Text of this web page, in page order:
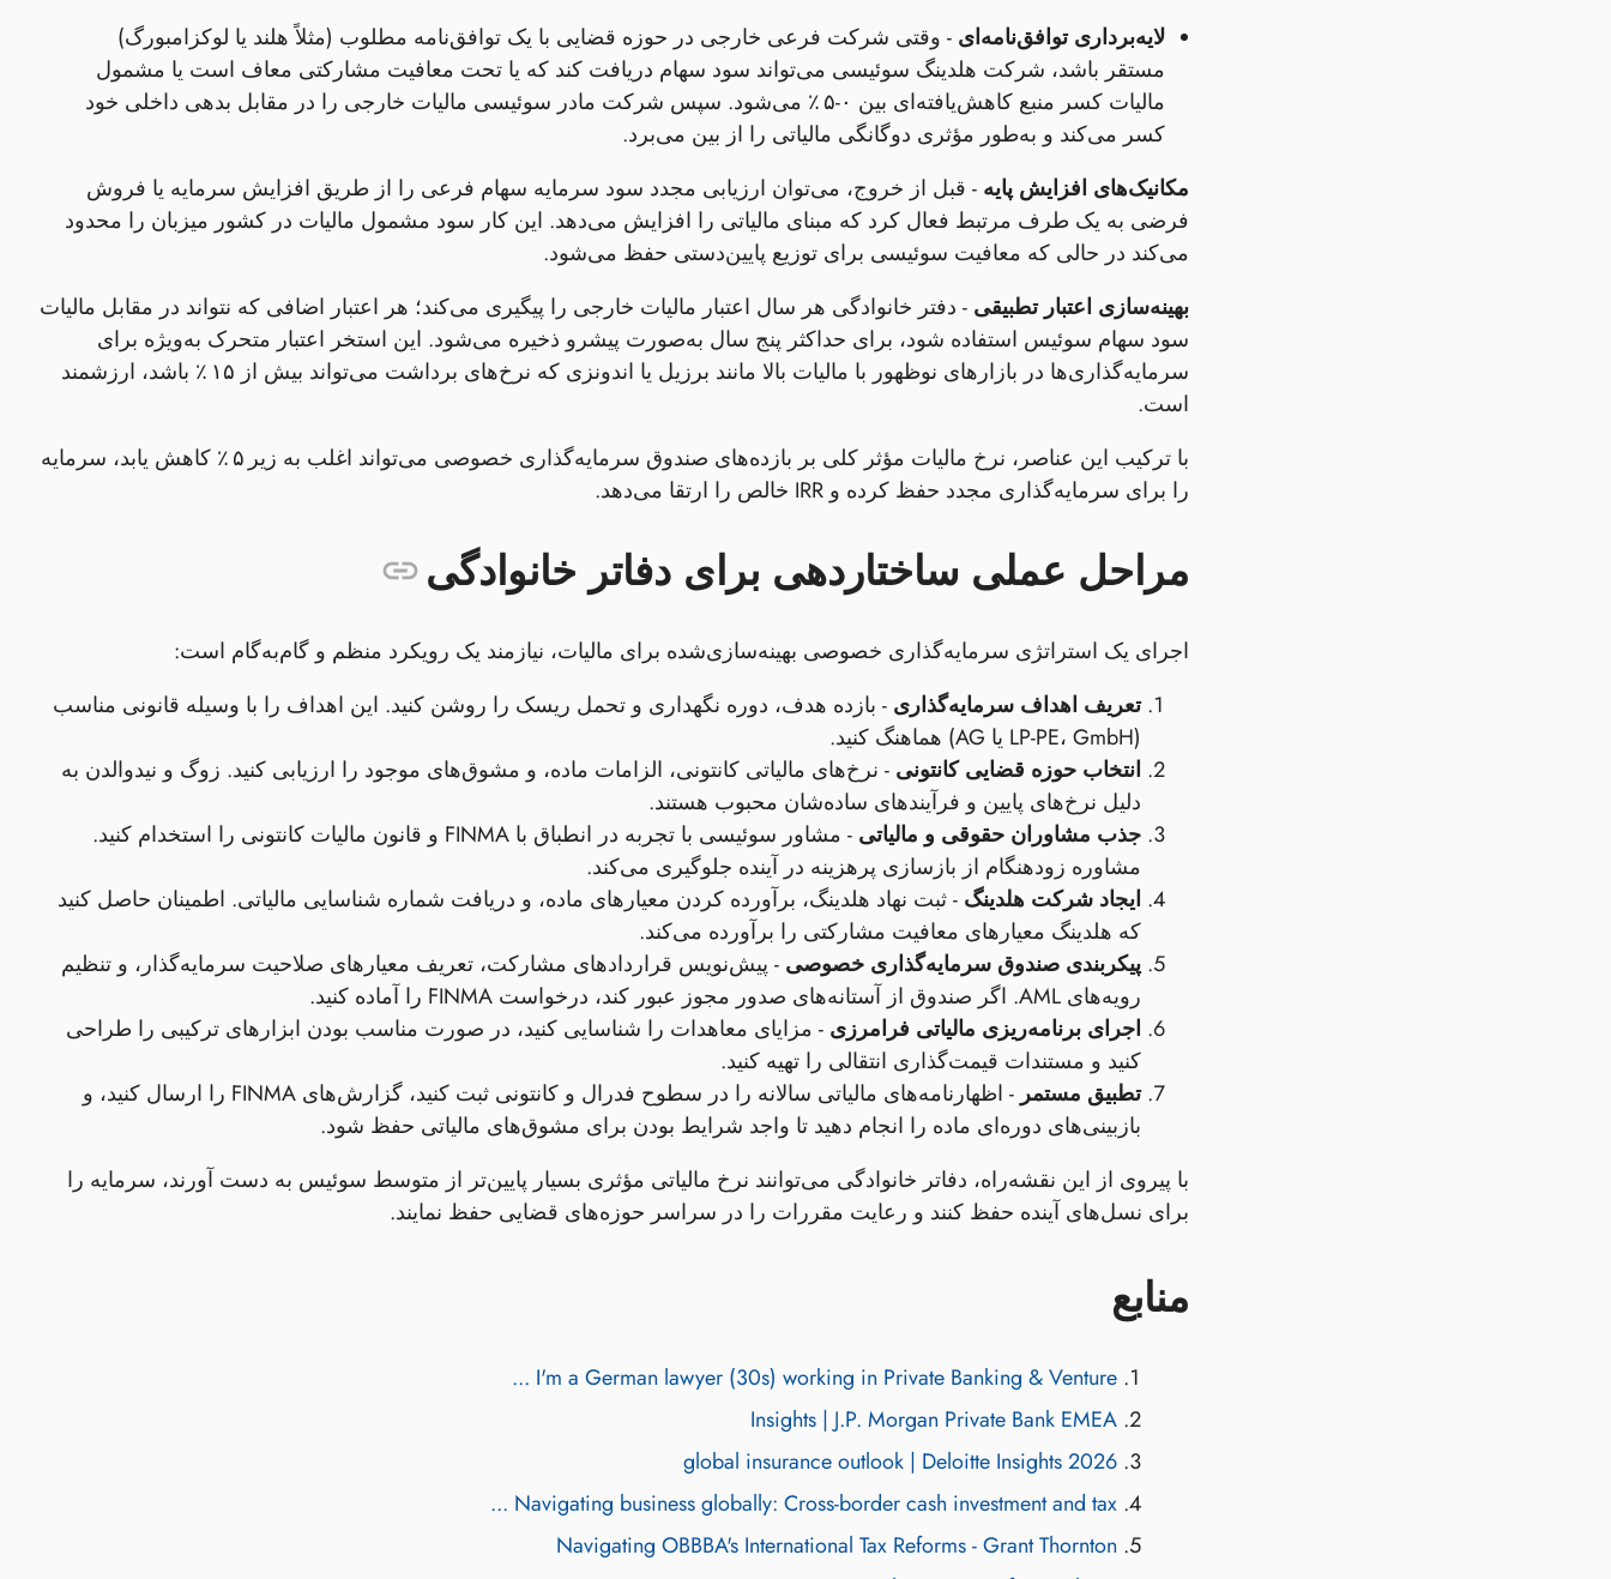
لایه‌برداری توافق‌نامه‌ای - وقتی شرکت فرعی خارجی در حوزه قضایی با یک توافق‌نامه مطلوب (مثلاً هلند یا لوکزامبورگ)
مستقر باشد، شرکت هلدینگ سوئیسی می‌تواند سود سهام دریافت کند که یا تحت معافیت مشارکتی معاف است یا مشمول
مالیات کسر منبع کاهش‌یافته‌ای بین ۰‑۵ ٪ می‌شود. سپس شرکت مادر سوئیسی مالیات خارجی را در مقابل بدهی داخلی خود
کسر می‌کند و به‌طور مؤثری دوگانگی مالیاتی را از بین می‌برد.
مکانیک‌های افزایش پایه - قبل از خروج، می‌توان ارزیابی مجدد سود سرمایه سهام فرعی را از طریق افزایش سرمایه یا فروش
فرضی به یک طرف مرتبط فعال کرد که مبنای مالیاتی را افزایش می‌دهد. این کار سود مشمول مالیات در کشور میزبان را محدود
می‌کند در حالی که معافیت سوئیسی برای توزیع پایین‌دستی حفظ می‌شود.
بهینه‌سازی اعتبار تطبیقی - دفتر خانوادگی هر سال اعتبار مالیات خارجی را پیگیری می‌کند؛ هر اعتبار اضافی که نتواند در مقابل مالیات
سود سهام سوئیس استفاده شود، برای حداکثر پنج سال به‌صورت پیشرو ذخیره می‌شود. این استخر اعتبار متحرک به‌ویژه برای
سرمایه‌گذاری‌ها در بازارهای نوظهور با مالیات بالا مانند برزیل یا اندونزی که نرخ‌های برداشت می‌تواند بیش از ۱۵ ٪ باشد، ارزشمند
است.
با ترکیب این عناصر، نرخ مالیات مؤثر کلی بر بازده‌های صندوق سرمایه‌گذاری خصوصی می‌تواند اغلب به زیر ۵ ٪ کاهش یابد، سرمایه
را برای سرمایه‌گذاری مجدد حفظ کرده و IRR خالص را ارتقا می‌دهد.
مراحل عملی ساختاردهی برای دفاتر خانوادگی
اجرای یک استراتژی سرمایه‌گذاری خصوصی بهینه‌سازی‌شده برای مالیات، نیازمند یک رویکرد منظم و گام‌به‌گام است:
تعریف اهداف سرمایه‌گذاری - بازده هدف، دوره نگهداری و تحمل ریسک را روشن کنید. این اهداف را با وسیله قانونی مناسب
(LP‑PE، GmbH یا AG) هماهنگ کنید.
انتخاب حوزه قضایی کانتونی - نرخ‌های مالیاتی کانتونی، الزامات ماده، و مشوق‌های موجود را ارزیابی کنید. زوگ و نیدوالدن به
دلیل نرخ‌های پایین و فرآیندهای ساده‌شان محبوب هستند.
جذب مشاوران حقوقی و مالیاتی
- مشاور سوئیسی با تجربه در انطباق با FINMA و قانون مالیات کانتونی را استخدام کنید.
مشاوره زودهنگام از بازسازی پرهزینه در آینده جلوگیری می‌کند.
ایجاد شرکت هلدینگ - ثبت نهاد هلدینگ، برآورده کردن معیارهای ماده، و دریافت شماره شناسایی مالیاتی. اطمینان حاصل کنید
که هلدینگ معیارهای معافیت مشارکتی را برآورده می‌کند.
پیکربندی صندوق سرمایه‌گذاری خصوصی - پیش‌نویس قراردادهای مشارکت، تعریف معیارهای صلاحیت سرمایه‌گذار، و تنظیم
رویه‌های AML. اگر صندوق از آستانه‌های صدور مجوز عبور کند، درخواست FINMA را آماده کنید.
اجرای برنامه‌ریزی مالیاتی فرامرزی - مزایای معاهدات را شناسایی کنید، در صورت مناسب بودن ابزارهای ترکیبی را طراحی
کنید و مستندات قیمت‌گذاری انتقالی را تهیه کنید.
تطبیق مستمر
- اظهارنامه‌های مالیاتی سالانه را در سطوح فدرال و کانتونی ثبت کنید، گزارش‌های FINMA را ارسال کنید، و
بازبینی‌های دوره‌ای ماده را انجام دهید تا واجد شرایط بودن برای مشوق‌های مالیاتی حفظ شود.
با پیروی از این نقشه‌راه، دفاتر خانوادگی می‌توانند نرخ مالیاتی مؤثری بسیار پایین‌تر از متوسط سوئیس به دست آورند، سرمایه را
برای نسل‌های آینده حفظ کنند و رعایت مقررات را در سراسر حوزه‌های قضایی حفظ نمایند.
منابع
I'm a German lawyer (30s) working in Private Banking & Venture ...
Insights | J.P. Morgan Private Bank EMEA
2026 global insurance outlook | Deloitte Insights
Navigating business globally: Cross-border cash investment and tax ...
Navigating OBBBA's International Tax Reforms - Grant Thornton